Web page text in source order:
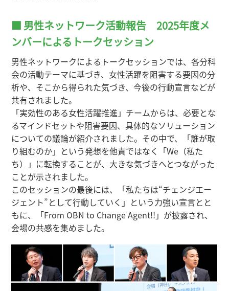
■ 男性ネットワーク活動報告 2025年度メ
ンバーによるトークセッション
男性ネットワークによるトークセッションでは、各分科
会の活動テーマに基づき、女性活躍を阻害する要因の分
析や、そこから得られた気づき、今後の行動宣言などが
共有されました。
「実効性のある女性活躍推進」チームからは、必要とな
るマインドセットや阻害要因、具体的なソリューション
についての議論が紹介されました。その中で、「誰が取
り組むのか」という発想を他責ではなく「We（私た
ち）」に転換することが、大きな気づきへとつながった
ことが示されました。
このセッションの最後には、「私たちは“チェンジエー
ジェント”として行動していく」という力強い宣言とと
もに、「From OBN to Change Agent!!」が披露され、
会場の共感を集めました。